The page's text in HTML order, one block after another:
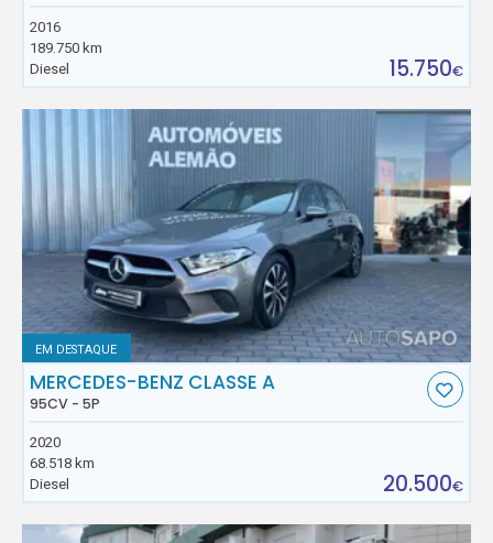
2016
189.750 km
Diesel
15.750€
EM DESTAQUE
MERCEDES-BENZ CLASSE A
95CV - 5P
2020
68.518 km
Diesel
20.500€